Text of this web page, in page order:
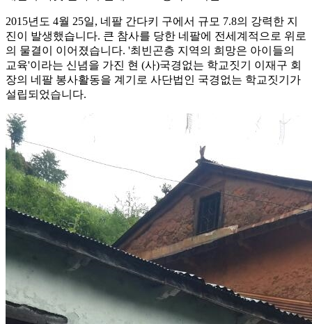
2015년도 4월 25일, 네팔 간다키 구에서 규모 7.8의 강력한 지
진이 발생했습니다. 큰 참사를 당한 네팔에 전세계적으로 위로
의 물결이 이어졌습니다. '최빈곤층 지역의 희망은 아이들의
교육'이라는 신념을 가진 현 (사)국경없는 학교짓기 이재구 회
장의 네팔 봉사활동을 계기로 사단법인 국경없는 학교짓기가
설립되었습니다.